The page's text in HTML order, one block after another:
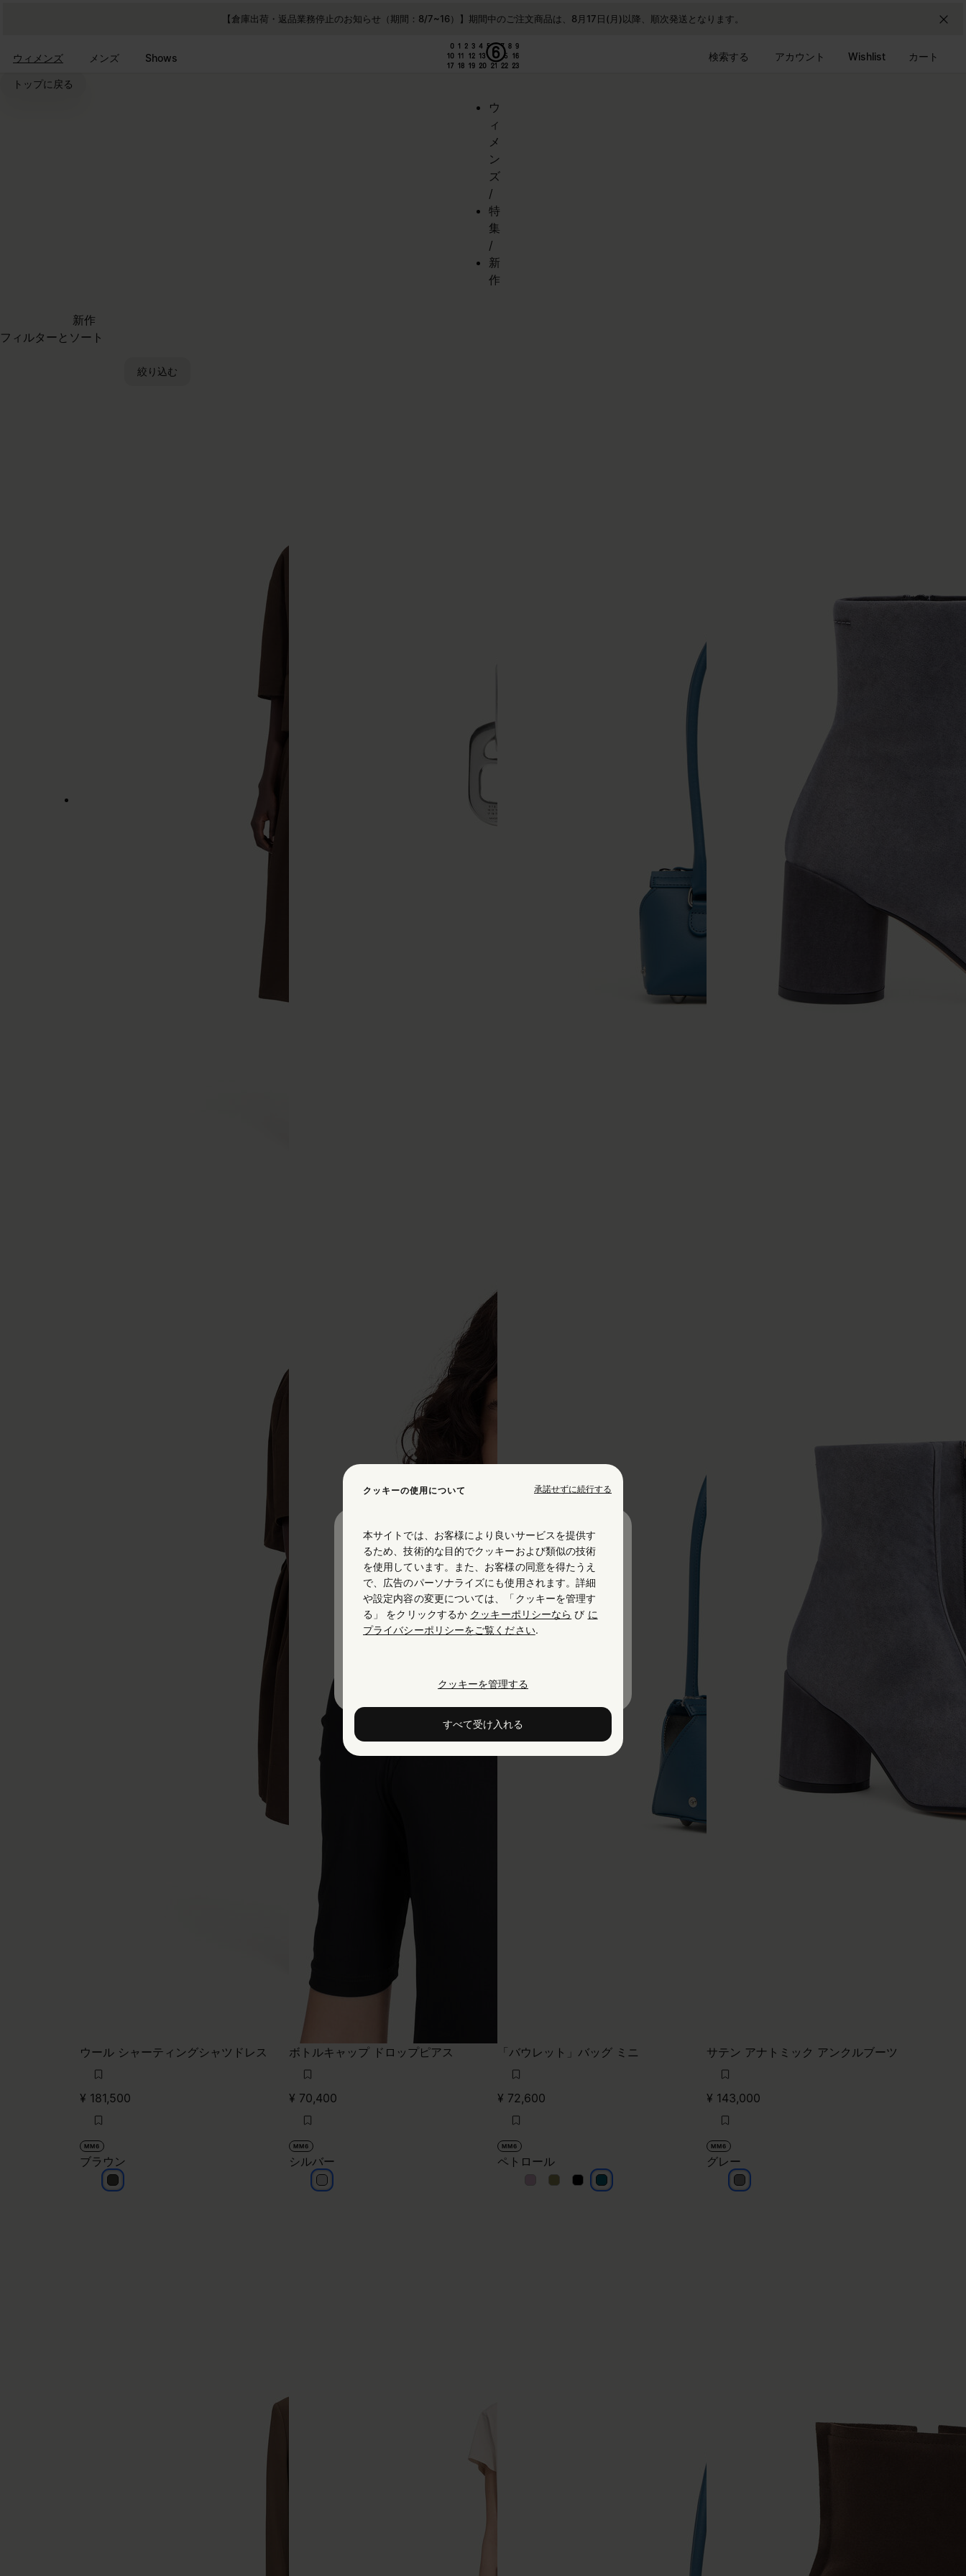
【倉庫出荷・返品業務停止のお知らせ（期間：8/7~16）】期間中のご注文商品は、8月17日(月)以降、順次発送となります。
ウィメンズ メンズ Shows 検索する アカウント Wishlist カート
トップに戻る
ウ
ィ
メ
ン
ズ
/
特
集
/
新
作
新作
フィルターとソート
絞り込む
ウール シャーティングシャツドレス
¥ 181,500
MM6
ブラウン
ブラウン
ボトルキャップ ドロップピアス
¥ 70,400
MM6
シルバー
シルバー
「バウレット」バッグ ミニ
¥ 72,600
MM6
ペトロール
ペトロール
ペトロール
ペトロール
ペトロール
サテン アナトミック アンクルブーツ
¥ 143,000
MM6
グレー
グレー
お住まいの場所を選択してください
United Statesを選択しています。住所を更新しますか？
United States
Japan
クッキーの使用について 承諾せずに続行する
本サイトでは、お客様により良いサービスを提供す
るため、技術的な目的でクッキーおよび類似の技術
を使用しています。また、お客様の同意を得たうえ
で、広告のパーソナライズにも使用されます。詳細
や設定内容の変更については、「クッキーを管理す
る」 をクリックするか クッキーポリシーなら び に
プライバシーポリシーをご覧ください.
クッキーを管理する
すべて受け入れる